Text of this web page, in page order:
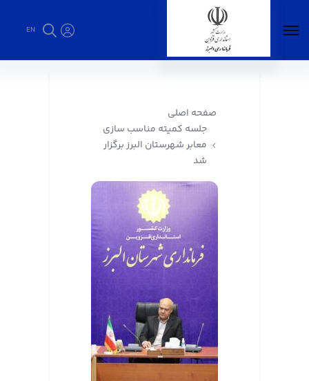
EN
صفحه اصلی
جلسه کمیته مناسب سازی
معابر شهرستان البرز برگزار
شد